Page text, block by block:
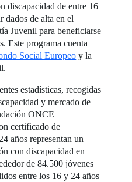
discapacidad de entre 16
dados de alta en el
Juvenil para beneficiarse
Este programa cuenta
Social Europeo y la
estadísticas, recogidas
y mercado de
ONCE
certificado de
años representan un
con discapacidad en
de 84.500 jóvenes
entre los 16 y 24 años